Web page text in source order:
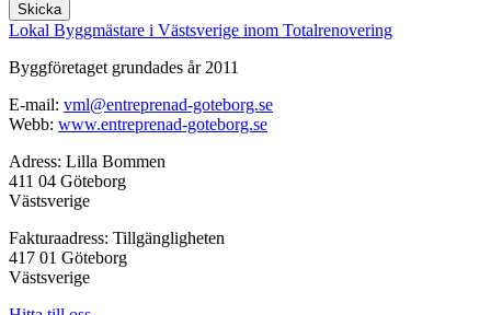
Skicka
Lokal Byggmästare i Västsverige inom Totalrenovering
Byggföretaget grundades år 2011
E-mail: vml@entreprenad-goteborg.se
Webb: www.entreprenad-goteborg.se
Adress: Lilla Bommen
411 04 Göteborg
Västsverige
Fakturaadress: Tillgängligheten
417 01 Göteborg
Västsverige